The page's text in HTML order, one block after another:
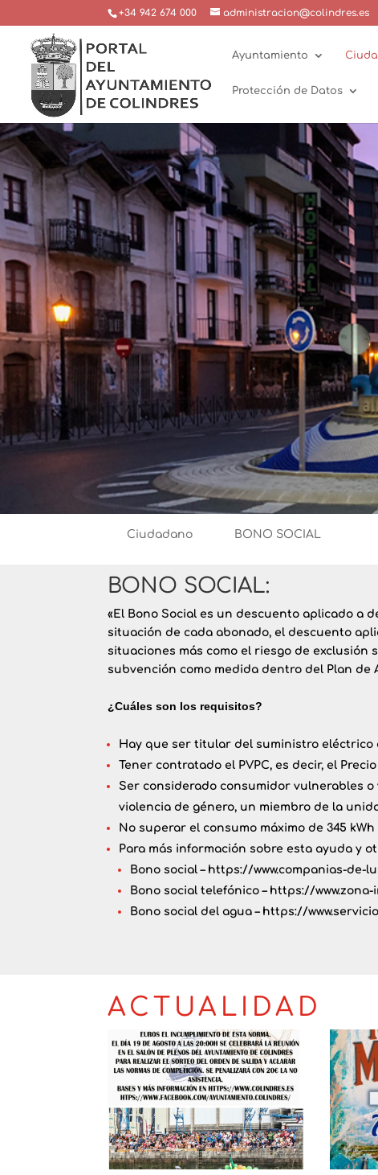
+34 942 674 000 administracion@colindres.es
Ayuntamiento
Protección de Datos
Ciudadano BONO SOCIAL
BONO SOCIAL:
«El Bono Social es un descuento aplicado a
situación de cada abonado, el descuento
situaciones más como el riesgo de exclusión
subvención como medida dentro del Plan de
¿Cuáles son los requisitos?
Hay que ser titular del suministro
Tener contratado el PVPC, es decir, el
Ser considerado consumidor vulnerables
violencia de género, un miembro de la
No superar el consumo máximo de 345
Para más información sobre esta ayuda y
Bono social – https://www.companias-de-
Bono social telefónico – https://
Bono social del agua –https://
ACTUALIDAD